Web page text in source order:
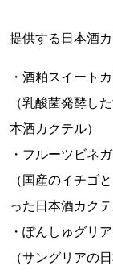
提供する日本酒
・酒粕スイート
（乳酸菌発酵し
本酒カクテル）
・フルーツビネ
（国産のイチゴ
った日本酒カクテ
・ぽんしゅグリ
（サングリアの